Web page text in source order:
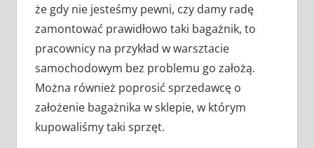
że gdy nie jesteśmy pewni, czy damy radę
zamontować prawidłowo taki bagażnik, to
pracownicy na przykład w warsztacie
samochodowym bez problemu go założą.
Można również poprosić sprzedawcę o
założenie bagażnika w sklepie, w którym
kupowaliśmy taki sprzęt.